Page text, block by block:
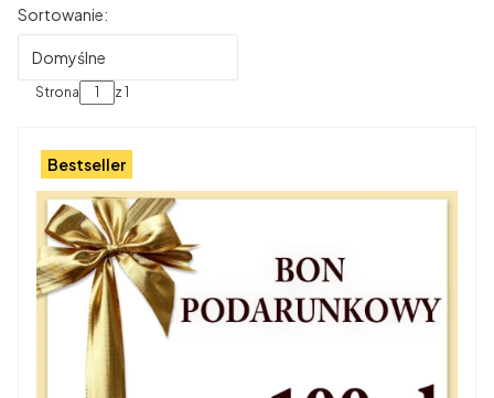
Lista produktów
Sortowanie:
Domyślne
Strona z 1
Bestseller